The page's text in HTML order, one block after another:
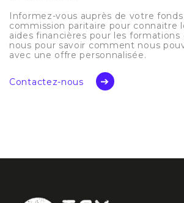
Informez-vous auprès de votre
commission paritaire pour connaitre
aides financières pour les
nous pour savoir comment nous
avec une offre personnalisée.
Contactez-nous